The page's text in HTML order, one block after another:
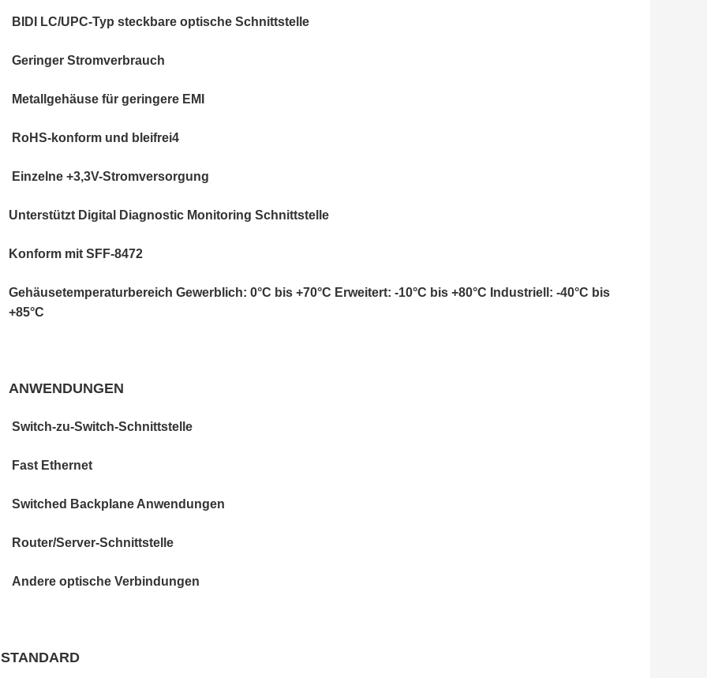
BIDI LC/UPC-Typ steckbare optische Schnittstelle
Geringer Stromverbrauch
Metallgehäuse für geringere EMI
RoHS-konform und bleifrei4
Einzelne +3,3V-Stromversorgung
Unterstützt Digital Diagnostic Monitoring Schnittstelle
Konform mit SFF-8472
Gehäusetemperaturbereich Gewerblich: 0°C bis +70°C Erweitert: -10°C bis +80°C Industriell: -40°C bis
+85°C
ANWENDUNGEN
Switch-zu-Switch-Schnittstelle
Fast Ethernet
Switched Backplane Anwendungen
Router/Server-Schnittstelle
Andere optische Verbindungen
STANDARD